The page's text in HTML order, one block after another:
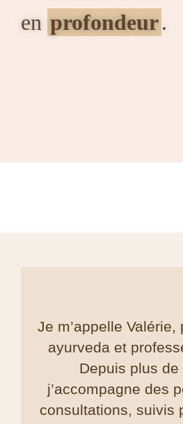
en profondeur.
Je m’appelle
ayurveda et
Depuis plus de
j’accompagne des
consultations, suivis